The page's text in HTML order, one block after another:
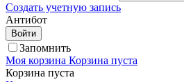
Создать учетную запись
Антибот
Войти
Запомнить
Моя корзина Корзина пуста
Корзина пуста